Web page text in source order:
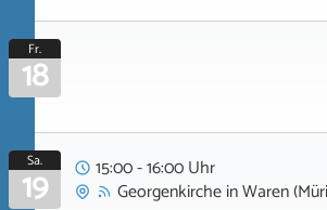
Fr.
18
Sa.
19
15:00 - 16:00 Uhr
GeorgenkircheinWaren